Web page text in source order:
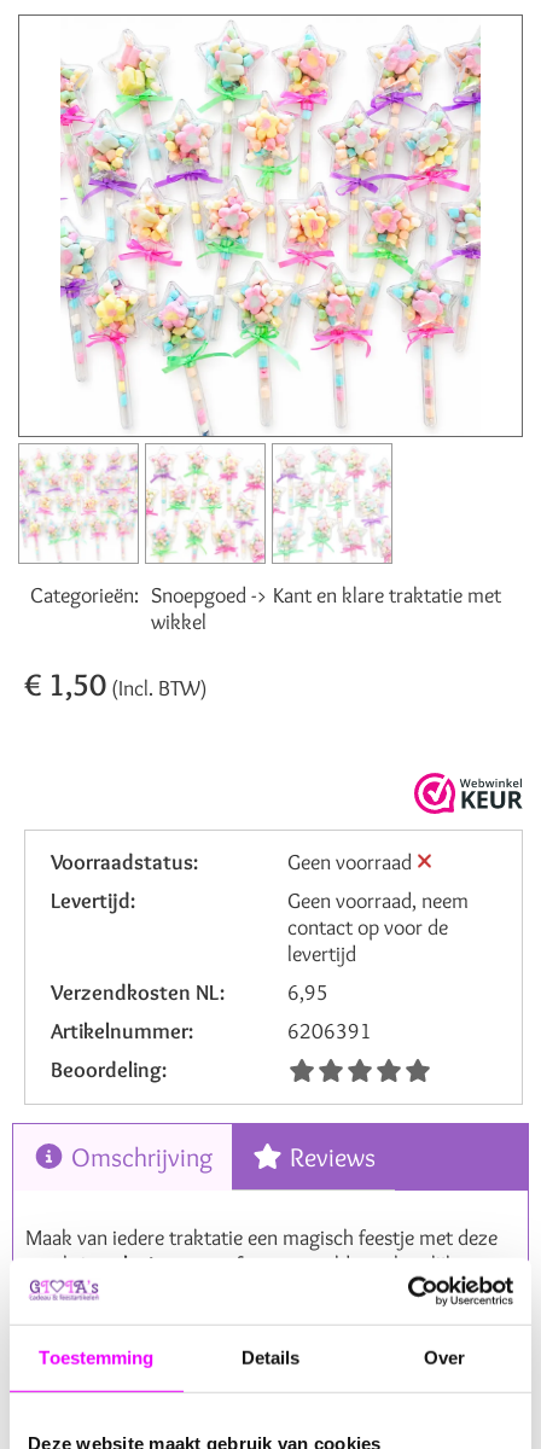
Toestemming Details Over
Deze website maakt gebruik van cookies
Categorieën: Snoepgoed -> Kant en klare traktatie met
wikkel
€ 1,50 (Incl. BTW)
Voorraadstatus:
Geen voorraad
Levertijd:
Geen voorraad, neem
contact op voor de
levertijd
Verzendkosten NL:
6,95
Artikelnummer:
6206391
Beoordeling:
Omschrijving Reviews
Maak van iedere traktatie een magisch feestje met deze
prachtige
plexi toverstaf ster
, gevuld met heerlijke
marshmallows in zachte pastelkleuren. De transparante
cm
en is gevuld met mini marshmallows en vrolijke
marshmallow bloemetjes. Als finishing touch is iedere
toverstaf afgewerkt met een kleurrijk strikje.